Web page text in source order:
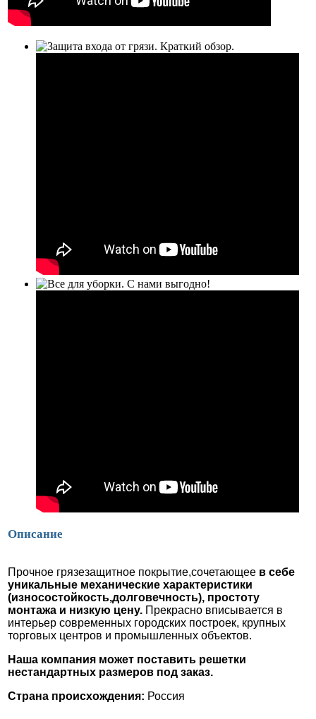
Описание
Прочное грязезащитное покрытие,сочетающее в себе
уникальные механические характеристики
(износостойкость,долговечность), простоту
монтажа и низкую цену. Прекрасно вписывается в
интерьер современных городских построек, крупных
торговых центров и промышленных объектов.
Наша компания может поставить решетки
нестандартных размеров под заказ.
Страна происхождения: Россия